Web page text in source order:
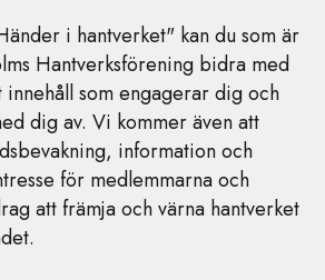
i hantverket" kan du som är
Hantverksförening bidra med
innehåll som engagerar dig och
dig av. Vi kommer även att
information och
för medlemmarna och
att främja och värna hantverket